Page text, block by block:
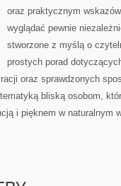
oraz praktycznym
wyglądać pewnie
stworzone z myślą o
prostych porad
oraz sprawdzonych
bliską osobom,
i pięknem w naturalnym